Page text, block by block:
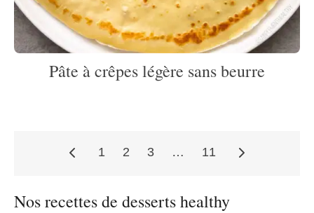
Pâte à crêpes légère sans beurre
Pagination 1 2 3 … 11
Nos recettes de desserts healthy